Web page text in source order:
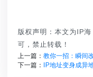
版权声明：本文为IP
可，禁止转载！
上一篇： 教你一招：瞬间
下一篇：
IP地址变身成异